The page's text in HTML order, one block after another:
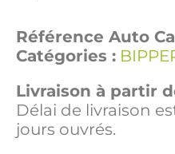
Référence Auto
Catégories :
Livraison à partir
Délai de livraison
jours ouvrés.